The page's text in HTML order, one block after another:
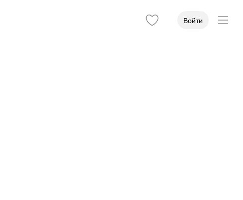
Войти